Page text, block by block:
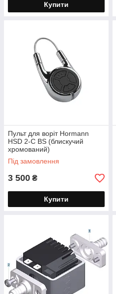
Купити
Пульт для воріт Hormann
HSD 2-C BS (блискучий
хромований)
Під замовлення
3 500 ₴
Купити